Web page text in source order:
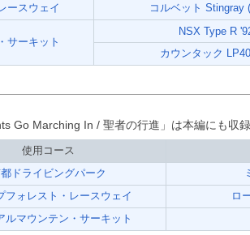
ースウェイ
コルベット Stingray
サーキット
NSX Type R
カウンタック
Go Marching In / 聖者の行進」は本編にも収
使用コース
ドライビングパーク
フォレスト・レースウェイ
ロ
ルマウンテン・サーキット